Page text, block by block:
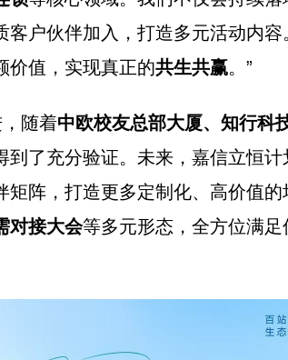
户伙伴加入，打造多元活动内
价值，实现真正的共生共赢。”
随着中欧校友总部大厦、知行科
了充分验证。未来，嘉信立恒计
阵，打造更多定制化、高价值的
对接大会等多元形态，全方位满